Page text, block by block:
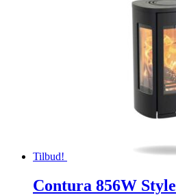
Tilbud!
Contura 856W Style